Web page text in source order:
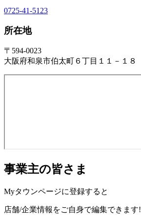
0725-41-5123
所在地
〒594-0023
大阪府和泉市伯太町６丁目１１－１８
事業主の皆さま
Myタウンページに登録すると
店舗/企業情報をご自身で編集できます!